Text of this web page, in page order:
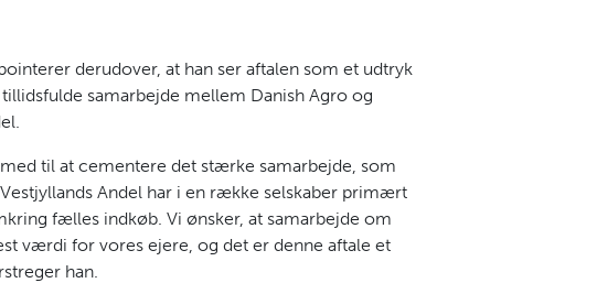
derudover, at han ser aftalen som et udtryk
samarbejde mellem Danish Agro og
til at cementere det stærke samarbejde, som
Andel har i en række selskaber primært
fælles indkøb. Vi ønsker, at samarbejde om
værdi for vores ejere, og det er denne aftale et
han.